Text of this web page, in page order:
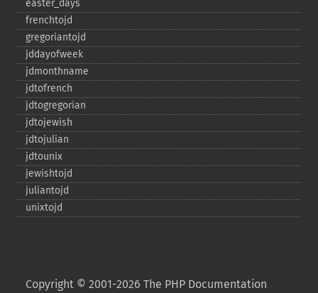
easter_​days
frenchtojd
gregoriantojd
jddayofweek
jdmonthname
jdtofrench
jdtogregorian
jdtojewish
jdtojulian
jdtounix
jewishtojd
juliantojd
unixtojd
Copyright © 2001-2026 The PHP Documentation